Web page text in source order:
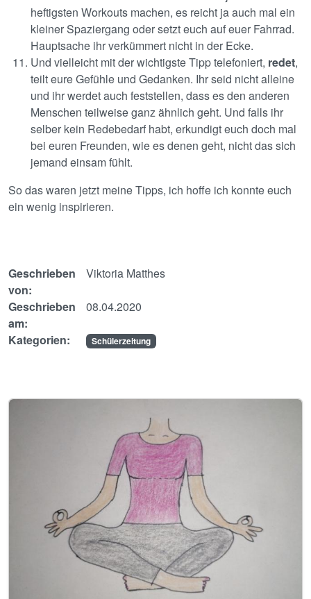
heftigsten Workouts machen, es reicht ja auch mal ein
kleiner Spaziergang oder setzt euch auf euer Fahrrad.
Hauptsache ihr verkümmert nicht in der Ecke.
Und vielleicht mit der wichtigste Tipp telefoniert, redet,
teilt eure Gefühle und Gedanken. Ihr seid nicht alleine
und ihr werdet auch feststellen, dass es den anderen
Menschen teilweise ganz ähnlich geht. Und falls ihr
selber kein Redebedarf habt, erkundigt euch doch mal
bei euren Freunden, wie es denen geht, nicht das sich
jemand einsam fühlt.
So das waren jetzt meine Tipps, ich hoffe ich konnte euch
ein wenig inspirieren.​​
Geschrieben
von:
Viktoria Matthes
Geschrieben
am:
08.04.2020
Kategorien: Schülerzeitung
Image